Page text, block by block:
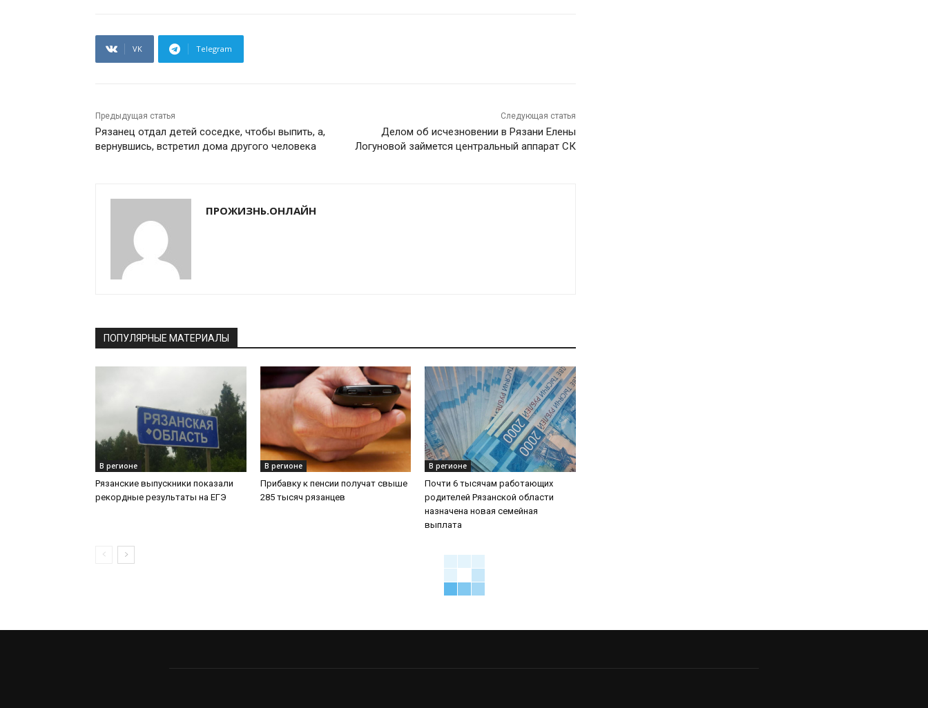
VK Telegram
Предыдущая статья
Рязанец отдал детей соседке, чтобы выпить, а,
вернувшись, встретил дома другого человека
Следующая статья
Делом об исчезновении в Рязани Елены
Логуновой займется центральный аппарат СК
ПРОЖИЗНЬ.ОНЛАЙН
ПОПУЛЯРНЫЕ МАТЕРИАЛЫ
В регионе
Рязанские выпускники показали
рекордные результаты на ЕГЭ
В регионе
Прибавку к пенсии получат свыше
285 тысяч рязанцев
В регионе
Почти 6 тысячам работающих
родителей Рязанской области
назначена новая семейная
выплата